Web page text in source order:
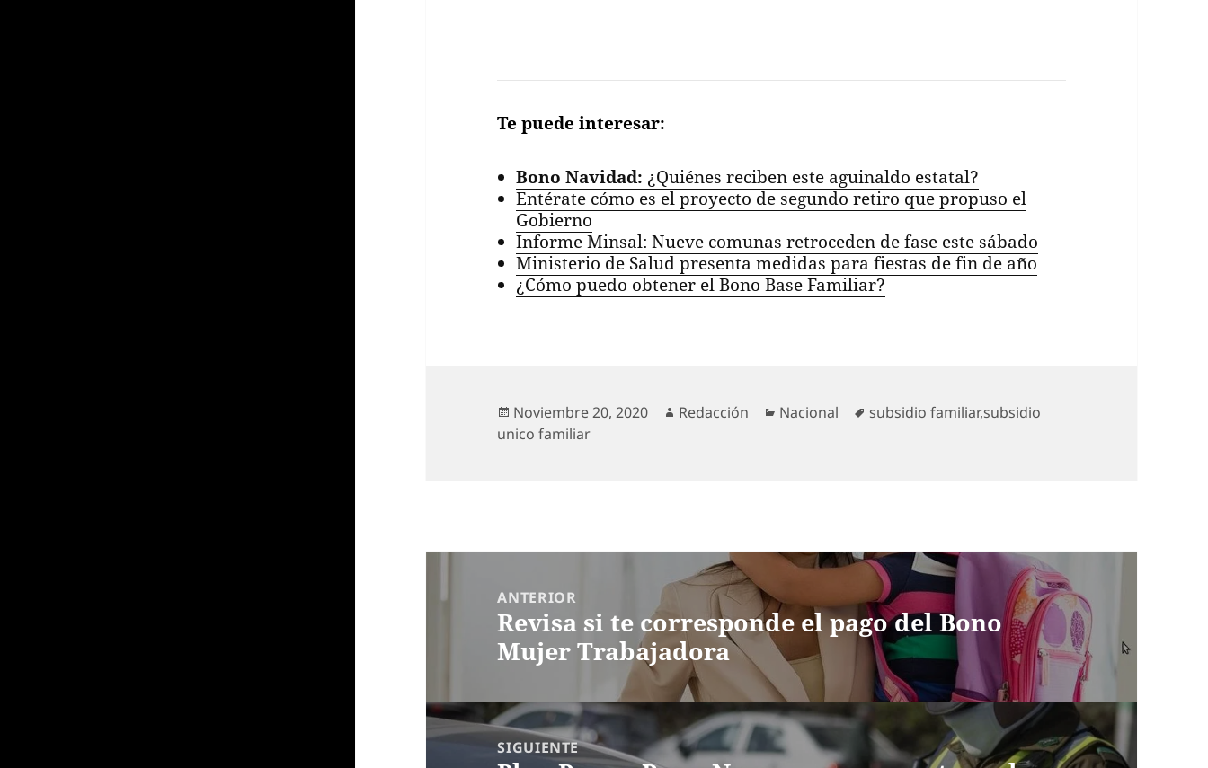
Te puede interesar:
Bono Navidad: ¿Quiénes reciben este aguinaldo estatal?
Entérate cómo es el proyecto de segundo retiro que propuso el
Gobierno
Informe Minsal: Nueve comunas retroceden de fase este sábado
Ministerio de Salud presenta medidas para fiestas de fin de año
¿Cómo puedo obtener el Bono Base Familiar?
Publicado
el
Noviembre 20, 2020 Autor
Redacción Categorías
Nacional Etiquetas
subsidio familiar,subsidio
unico familiar
entradas
ANTERIOR
Entrada
anterior:
Revisa si te corresponde el pago del Bono
Mujer Trabajadora
SIGUIENTE